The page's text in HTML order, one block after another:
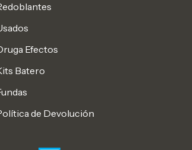
Efectos
Batero
de Devolución